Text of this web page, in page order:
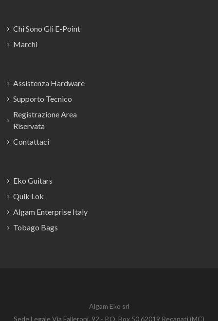
Chi Sono Gli E-Point
Marchi
Assistenza Hardware
Supporto Tecnico
Registrazione Area
Riservata
Contattaci
Eko Guitars
Quik Lok
Algam Enterprise Italy
Tobago Bags
Algam Eko srl
Sede Legale Via Falleroni, 92 - P.O. Box 50 62019 Recanati (MC)